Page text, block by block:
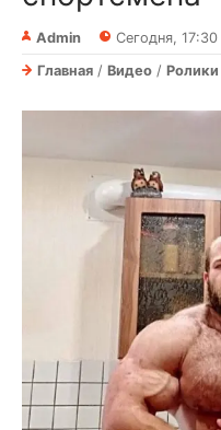
Admin Сегодня, 17:30
Главная / Видео / Ролики